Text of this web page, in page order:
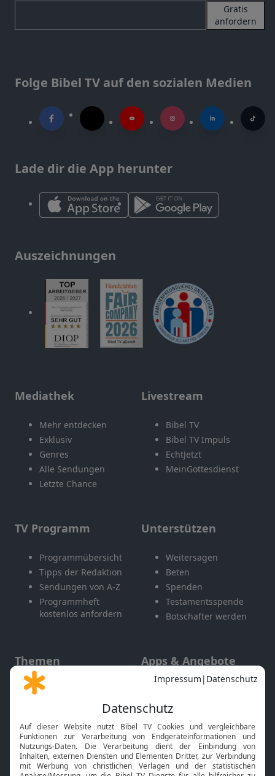
Gratis
anfordern
Folge Bibel TV auf den sozialen Medien
Lade dir die App herunter
Auszeichnungen
Mediathek
Mehr entdecken
Exklusiv
Genres
Alle Sendungen
Letzte Chance
Livestream
Bibel TV
Bibel TV Impuls
EchtJetzt
MeinGottesdienst
TV Programm
Programmübersicht
Tipps der Redaktion
Sendungen von A-Z
Programmheft
kostenlos anfordern
Unterstützen
Weitersagen
Beten
Spenden
Testamentsspende
Botschafter werden
Themen
Gott und Bibel erklärt
Neuigkeiten
Apps & Angebote
Mobile App
Smart TV
HbbTV
Bibelthek Online-Bibel